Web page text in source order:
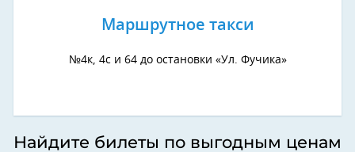
Маршрутное такси
№4к, 4с и 64 до остановки «Ул. Фучика»
Найдите билеты по выгодным ценам